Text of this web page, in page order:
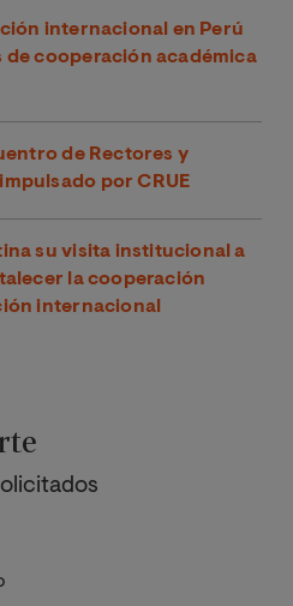
internacional en Perú
de cooperación académica
de Rectores y
por CRUE
su visita institucional a
la cooperación
internacional